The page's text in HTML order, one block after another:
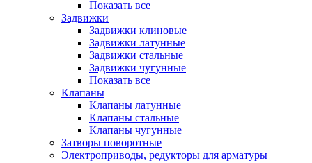
Показать все
Задвижки
Задвижки клиновые
Задвижки латунные
Задвижки стальные
Задвижки чугунные
Показать все
Клапаны
Клапаны латунные
Клапаны стальные
Клапаны чугунные
Затворы поворотные
Электроприводы, редукторы для арматуры